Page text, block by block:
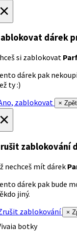
dárek
si zablokovat
dárek pak
ty :)
zablokovat
× Zpět
zablokování
nechceš mít dárek
dárek pak bude
jiný.
zablokování
×